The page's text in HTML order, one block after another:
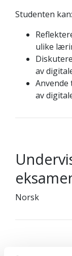
Studenten kan:
ulike
av
Anvende
av
Norsk